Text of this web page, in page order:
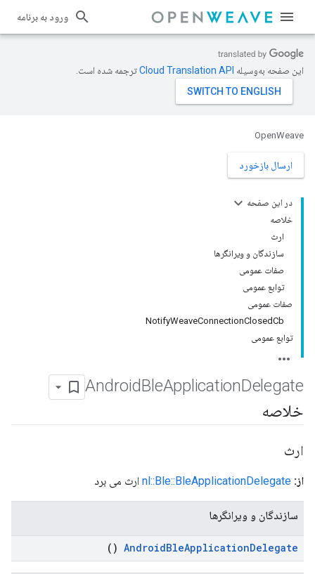
ورود به برنامه
این صفحه به‌وسیله ترجمه شده است.
OpenWeave
ارسال بازخورد
در این صفحه
خلاصه
ارث
سازندگان و ویرانگرها
صفات عمومی
توابع عمومی
صفات عمومی
NotifyWeaveConnectionClosedCb
توابع عمومی
AndroidBleApplicationDelegate
خلاصه
ارث
از: nl::Ble::BleApplicationDelegate ارث می برد
سازندگان و ویرانگرها
AndroidBleApplicationDelegate
()